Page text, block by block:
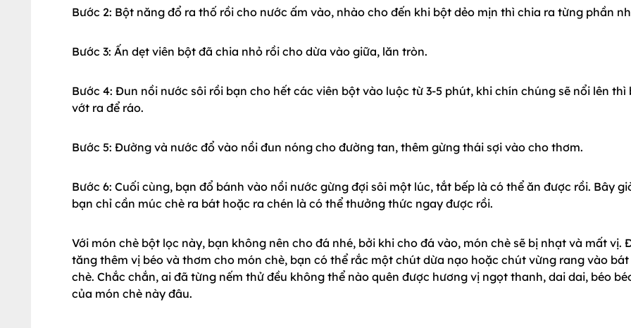
Bước 2: Bột năng đổ ra thố rồi cho nước ấm vào, nhào cho đến khi bột dẻo mịn thì chia ra từng phần
Bước 3: Ấn dẹt viên bột đã chia nhỏ rồi cho dừa vào giữa, lăn tròn.
Bước 4: Đun nồi nước sôi rồi bạn cho hết các viên bột vào luộc từ 3-5 phút, khi chín chúng sẽ nổi lên thì
vớt ra để ráo.
Bước 5: Đường và nước đổ vào nồi đun nóng cho đường tan, thêm gừng thái sợi vào cho thơm.
Bước 6: Cuối cùng, bạn đổ bánh vào nồi nước gừng đợi sôi một lúc, tắt bếp là có thể ăn được rồi. Bây
bạn chỉ cần múc chè ra bát hoặc ra chén là có thể thưởng thức ngay được rồi.
Với món chè bột lọc này, bạn không nên cho đá nhé, bởi khi cho đá vào, món chè sẽ bị nhạt và mất vị.
tăng thêm vị béo và thơm cho món chè, bạn có thể rắc một chút dừa nạo hoặc chút vừng rang vào bát
chè. Chắc chắn, ai đã từng nếm thử đều không thể nào quên được hương vị ngọt thanh, dai dai, béo
của món chè này đâu.